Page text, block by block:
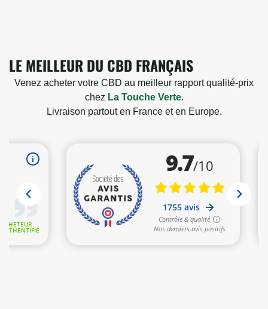
LE MEILLEUR DU CBD FRANÇAIS
Venez acheter votre CBD au meilleur rapport qualité-prix
chez La Touche Verte.
Livraison partout en France et en Europe.